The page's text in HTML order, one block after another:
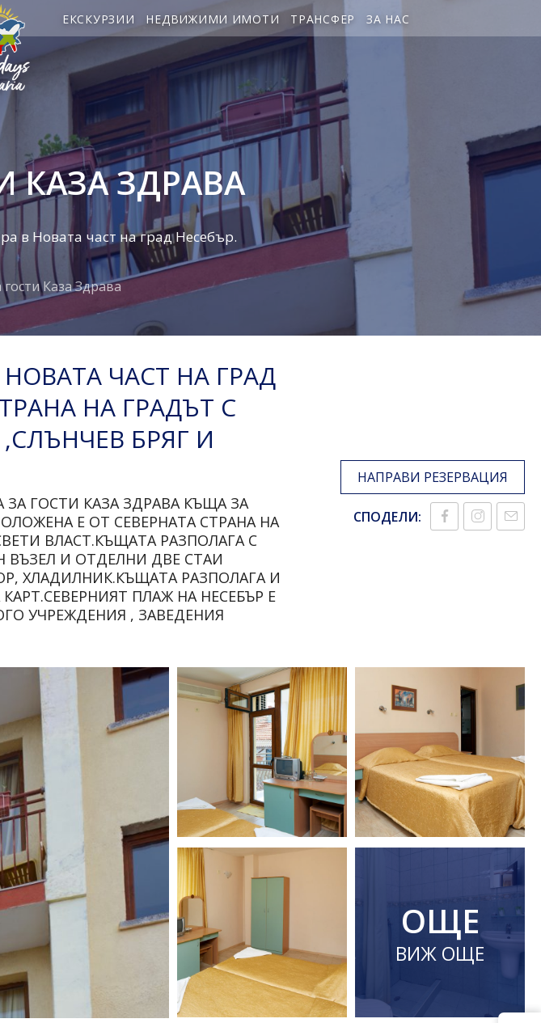
ЕКСКУРЗИИ НЕДВИЖИМИ ИМОТИ ТРАНСФЕР ЗА НАС
КАЗА ЗДРАВА
в Новата част на град Несебър.
Каза Здрава
ЧАСТ НА ГРАД
НА ГРАДЪТ С
БРЯГ И
ГОСТИ КАЗА ЗДРАВА КЪЩА ЗА
Е ОТ СЕВЕРНАТА СТРАНА НА
ВЛАСТ.КЪЩАТА РАЗПОЛАГА С
ВЪЗЕЛ И ОТДЕЛНИ ДВЕ СТАИ
ХЛАДИЛНИК.КЪЩАТА РАЗПОЛАГА И
ПЛАЖ НА НЕСЕБЪР Е
УЧРЕЖДЕНИЯ , ЗАВЕДЕНИЯ
НАПРАВИ РЕЗЕРВАЦИЯ
СПОДЕЛИ:
ОЩЕ
ВИЖ ОЩЕ